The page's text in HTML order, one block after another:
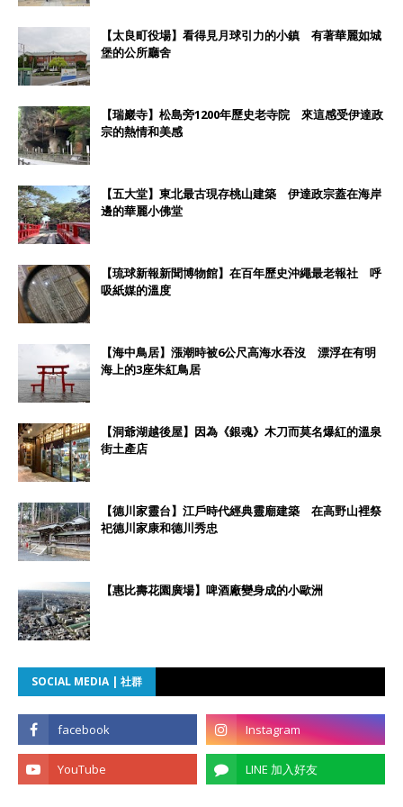
【太良町役場】看得見月球引力的小鎮 有著華麗如城
堡的公所廳舍
【瑞巖寺】松島旁1200年歷史老寺院 來這感受伊達政
宗的熱情和美感
【五大堂】東北最古現存桃山建築 伊達政宗蓋在海岸
邊的華麗小佛堂
【琉球新報新聞博物館】在百年歷史沖繩最老報社 呼
吸紙媒的溫度
【海中鳥居】漲潮時被6公尺高海水吞沒 漂浮在有明
海上的3座朱紅鳥居
【洞爺湖越後屋】因為《銀魂》木刀而莫名爆紅的溫泉
街土產店
【德川家靈台】江戶時代經典靈廟建築 在高野山裡祭
祀德川家康和德川秀忠
【惠比壽花園廣場】啤酒廠變身成的小歐洲
SOCIAL MEDIA | 社群